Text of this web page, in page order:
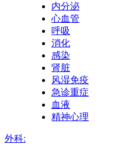
内分泌
心血管
呼吸
消化
感染
肾脏
风湿免疫
急诊重症
血液
精神心理
外科: